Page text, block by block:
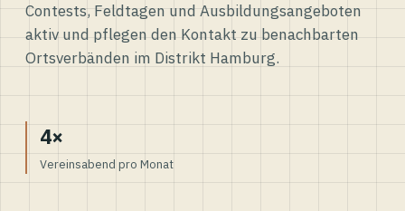
Contests, Feldtagen und Ausbildungsangeboten
aktiv und pflegen den Kontakt zu benachbarten
Ortsverbänden im Distrikt Hamburg.
4×
Vereinsabend pro Monat